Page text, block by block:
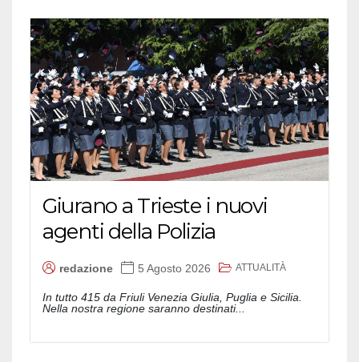
Giurano a Trieste i nuovi
agenti della Polizia
redazione 5 Agosto 2026 ATTUALITÀ
In tutto 415 da Friuli Venezia Giulia, Puglia e Sicilia.
Nella nostra regione saranno destinati...